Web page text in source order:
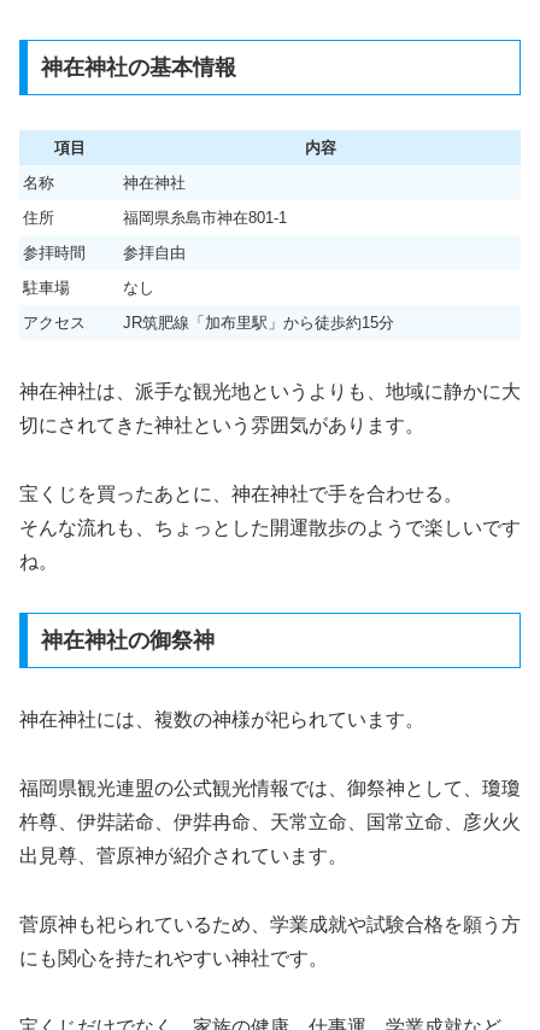
神在神社の基本情報
項目
内容
名称
神在神社
住所
福岡県糸島市神在801-1
参拝時間
参拝自由
駐車場
なし
アクセス
JR筑肥線「加布里駅」から徒歩約15分
神在神社は、派手な観光地というよりも、地域に静かに大
切にされてきた神社という雰囲気があります。
宝くじを買ったあとに、神在神社で手を合わせる。
そんな流れも、ちょっとした開運散歩のようで楽しいです
ね。
神在神社の御祭神
神在神社には、複数の神様が祀られています。
福岡県観光連盟の公式観光情報では、御祭神として、瓊瓊
杵尊、伊弉諾命、伊弉冉命、天常立命、国常立命、彦火火
出見尊、菅原神が紹介されています。
菅原神も祀られているため、学業成就や試験合格を願う方
にも関心を持たれやすい神社です。